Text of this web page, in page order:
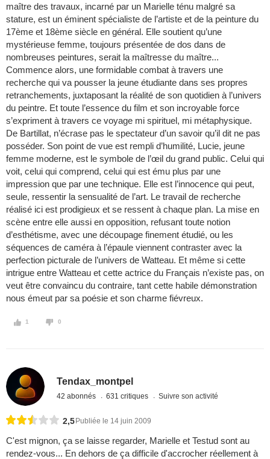
maître des travaux, incarné par un Marielle ténu malgré sa
stature, est un éminent spécialiste de l’artiste et de la peinture du
17ème et 18ème siècle en général. Elle soutient qu’une
mystérieuse femme, toujours présentée de dos dans de
nombreuses peintures, serait la maîtresse du maître...
Commence alors, une formidable combat à travers une
recherche qui va pousser la jeune étudiante dans ses propres
retranchements, juxtaposant la réalité de son quotidien à l’univers
du peintre. Et toute l’essence du film et son incroyable force
s’expriment à travers ce voyage mi spirituel, mi métaphysique.
De Bartillat, n’écrase pas le spectateur d’un savoir qu’il dit ne pas
posséder. Son point de vue est rempli d’humilité, Lucie, jeune
femme moderne, est le symbole de l’œil du grand public. Celui qui
voit, celui qui comprend, celui qui est ému plus par une
impression que par une technique. Elle est l’innocence qui peut,
seule, ressentir la sensualité de l’art. Le travail de recherche
réalisé ici est prodigieux et se ressent à chaque plan. La mise en
scène entre elle aussi en opposition, refusant toute notion
d’esthétisme, avec une découpage finement étudié, ou les
séquences de caméra à l’épaule viennent contraster avec la
perfection picturale de l’univers de Watteau. Et même si cette
intrigue entre Watteau et cette actrice du Français n’existe pas, on
veut être convaincu du contraire, tant cette habile démonstration
nous émeut par sa poésie et son charme fiévreux.
1 0
Tendax_montpel
42 abonnés 631 critiques Suivre son activité
2,5 Publiée le 14 juin 2009
C'est mignon, ça se laisse regarder, Marielle et Testud sont au
rendez-vous... En dehors de ça difficile d'accrocher réellement à